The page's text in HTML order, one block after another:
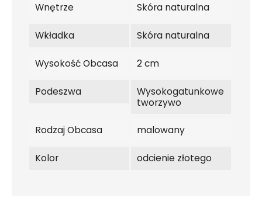
Wnętrze Skóra naturalna
Wkładka Skóra naturalna
Wysokość Obcasa 2 cm
Podeszwa
Wysokogatunkowe
tworzywo
Rodzaj Obcasa malowany
Kolor odcienie złotego